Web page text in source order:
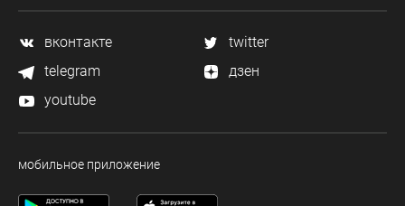
вконтакте
twitter
telegram
дзен
youtube
мобильное приложение